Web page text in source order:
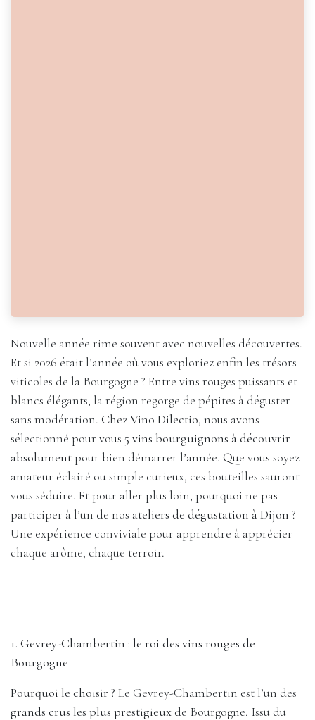
Nouvelle année rime souvent avec nouvelles découvertes.
Et si 2026 était l’année où vous exploriez enfin les trésors
viticoles de la Bourgogne ? Entre vins rouges puissants et
blancs élégants, la région regorge de pépites à déguster
sans modération. ChezVino Dilectio, nous avons
sélectionné pour vous 5 vins bourguignons à découvrir
absolumentpour bien démarrer l’année. Que vous soyez
amateur éclairé ou simple curieux, ces bouteilles sauront
vous séduire. Et pour aller plus loin, pourquoi ne pas
participer à l’un de nos ateliers de dégustation à Dijon ?
Une expérience conviviale pour apprendre à apprécier
chaque arôme, chaque terroir.
1. Gevrey-Chambertin : le roi des vins rouges de
Bourgogne
Pourquoi le choisir ? Le Gevrey-Chambertin est l’un des
grands crus les plus prestigieux de Bourgogne. Issu du